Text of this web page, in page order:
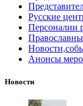
Русские
Персоналии
Анонсы
Новости